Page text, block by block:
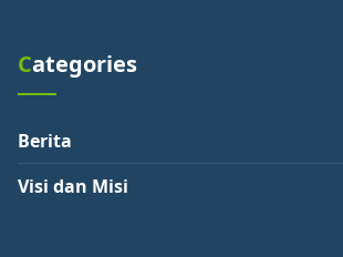
Categories
Berita
Visi dan Misi